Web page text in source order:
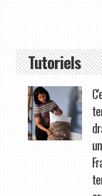
Tutoriels